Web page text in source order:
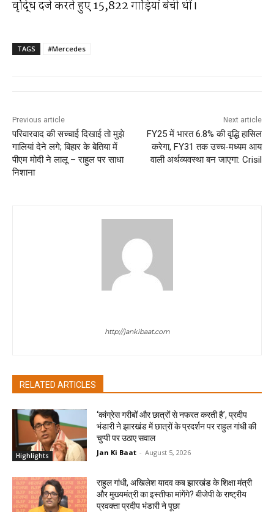
वृद्धि दर्ज करते हुए 15,822 गाड़ियां बेची थीं।
TAGS #Mercedes
Previous article
परिवारवाद की सच्चाई दिखाई तो मुझे
गालियां देने लगे; बिहार के बेतिया में
पीएम मोदी ने लालू – राहुल पर साधा
निशाना
Next article
FY25 में भारत 6.8% की वृद्धि हासिल
करेगा, FY31 तक उच्च-मध्यम आय
वाली अर्थव्यवस्था बन जाएगा: Crisil
http://jankibaat.com
RELATED ARTICLES
Highlights
‘कांग्रेस गरीबों और छात्रों से नफरत करती है’, प्रदीप
भंडारी ने झारखंड में छात्रों के प्रदर्शन पर राहुल गांधी की
चुप्पी पर उठाए सवाल
Jan Ki Baat - August 5, 2026
राहुल गांधी, अखिलेश यादव कब झारखंड के शिक्षा मंत्री
और मुख्यमंत्री का इस्तीफा मांगेंगे? बीजेपी के राष्ट्रीय
प्रवक्ता प्रदीप भंडारी ने पूछा